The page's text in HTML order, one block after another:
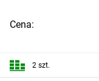
Cena:
2 szt.